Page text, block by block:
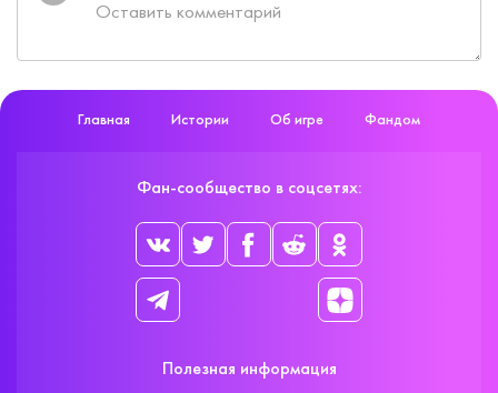
Главная Истории Об игре Фандом
Фан-сообщество в соцсетях:
Полезная информация